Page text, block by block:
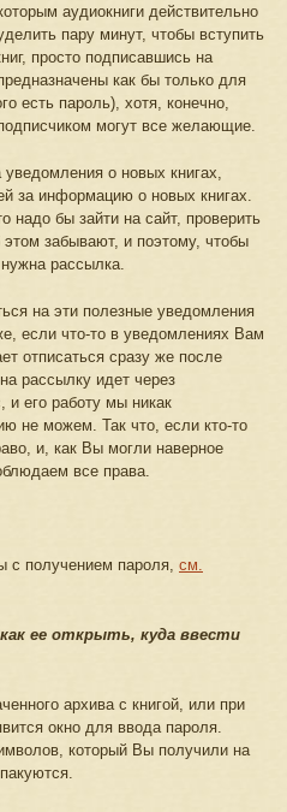
аудиокниги действительно
пару минут, чтобы вступить
просто подписавшись на
как бы только для
есть пароль), хотя, конечно,
могут все желающие.
о новых книгах,
за информацию о новых книгах.
надо бы зайти на сайт, проверить
забывают, и поэтому, чтобы
рассылка.
на эти полезные уведомления
если что-то в уведомлениях Вам
отписаться сразу же после
рассылку идет через
и его работу мы никак
не можем. Так что, если кто-то
и, как Вы могли наверное
все права.
с получением пароля, см.
ее открыть, куда ввести
архива с книгой, или при
окно для ввода пароля.
который Вы получили на